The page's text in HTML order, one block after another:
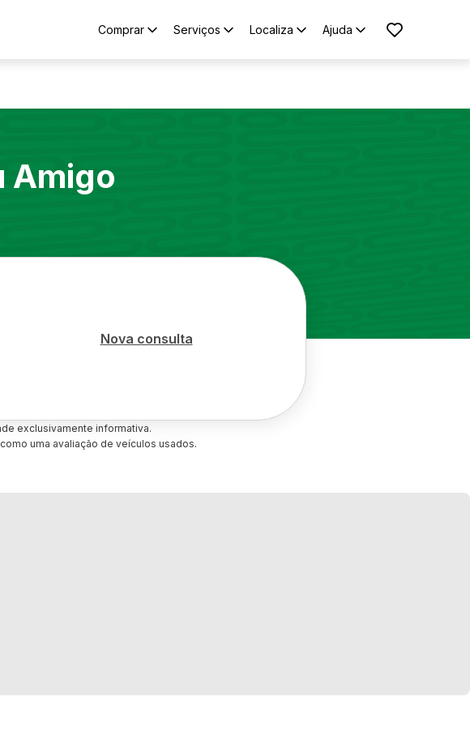
Comprar Serviços Localiza Ajuda
Amigo
Nova consulta
exclusivamente informativa.
uma avaliação de veículos usados.